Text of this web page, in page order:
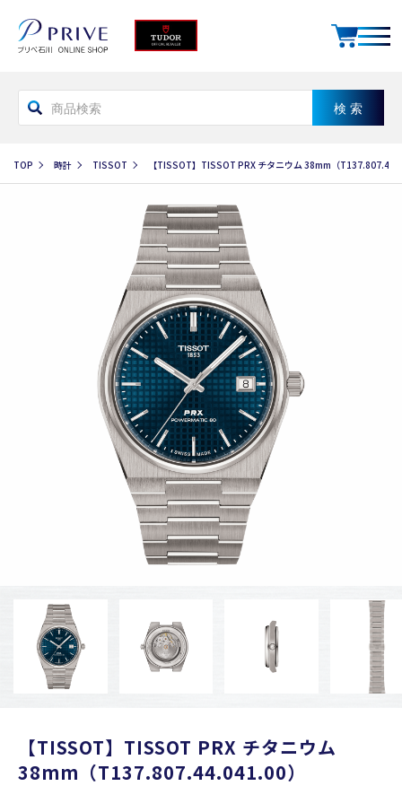
TOP 時計 TISSOT 【TISSOT】TISSOT PRX チタニウム 38mm（
【TISSOT】TISSOT PRX チタニウム
38mm（T137.807.44.041.00）